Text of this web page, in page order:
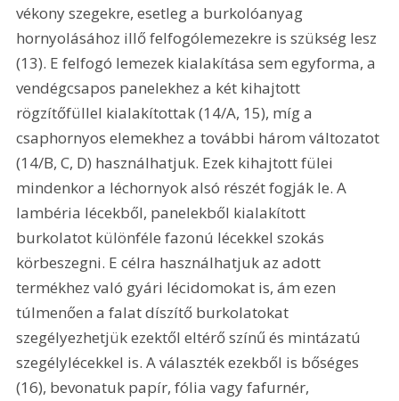
vékony szegekre, esetleg a burkolóanyag
hornyolásához illő felfogólemezekre is szükség lesz
(13). E felfogó lemezek kialakítása sem egyforma, a
vendégcsapos panelekhez a két kihajtott
rögzítőfüllel kialakítottak (14/A, 15), míg a
csaphornyos elemekhez a további három változatot
(14/B, C, D) használhatjuk. Ezek kihajtott fülei
mindenkor a léchornyok alsó részét fogják le. A
lambéria lécekből, panelekből kialakított
burkolatot különféle fazonú lécekkel szokás
körbeszegni. E célra használhatjuk az adott
termékhez való gyári lécidomokat is, ám ezen
túlmenően a falat díszítő burkolatokat
szegélyezhetjük ezektől eltérő színű és mintázatú
szegélylécekkel is. A választék ezekből is bőséges
(16), bevonatuk papír, fólia vagy fafurnér,